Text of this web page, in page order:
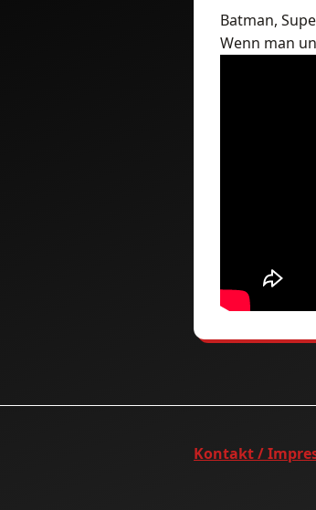
Batman,
Wenn man
Kontakt /